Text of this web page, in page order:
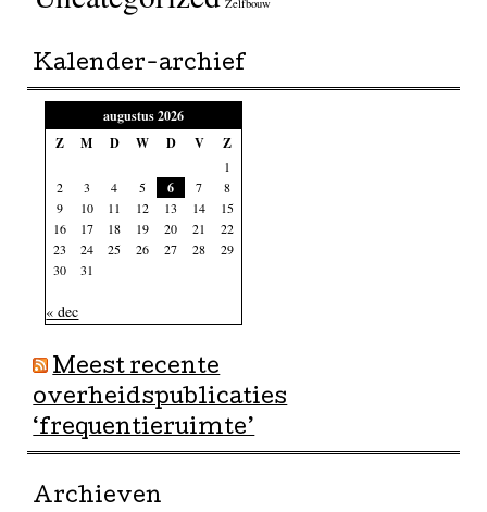
Zelfbouw
Kalender-archief
augustus 2026
Z
M D W D V Z
1
2
3 4 5 6 7
8
9
10 11 12 13 14
15
16
17 18 19 20 21
22
23
24 25 26 27 28
29
30
31
« dec
Meest recente
overheidspublicaties
‘frequentieruimte’
Archieven